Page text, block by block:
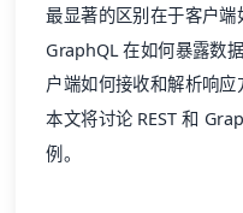
最显著的区别在于客户端
GraphQL 在如何暴露数
户端如何接收和解析响应
本文将讨论 REST 和
例。